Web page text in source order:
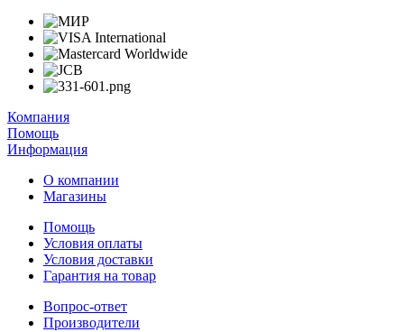
Компания
Помощь
Информация
О компании
Магазины
Помощь
Условия оплаты
Условия доставки
Гарантия на товар
Вопрос-ответ
Производители